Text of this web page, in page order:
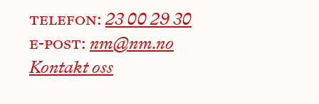
telefon:23 00 29 30
e-post: nm@nm.no
Kontakt oss